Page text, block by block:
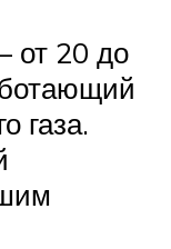
от 20 до
газа.